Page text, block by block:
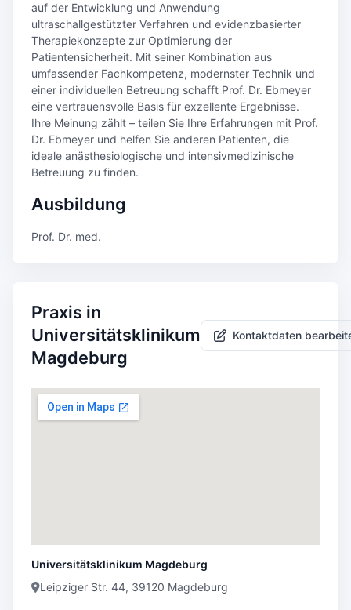
auf der Entwicklung und Anwendung
ultraschallgestützter Verfahren und evidenzbasierter
Therapiekonzepte zur Optimierung der
Patientensicherheit. Mit seiner Kombination aus
umfassender Fachkompetenz, modernster Technik und
einer individuellen Betreuung schafft Prof. Dr. Ebmeyer
eine vertrauensvolle Basis für exzellente Ergebnisse.
Ihre Meinung zählt – teilen Sie Ihre Erfahrungen mit Prof.
Dr. Ebmeyer und helfen Sie anderen Patienten, die
ideale anästhesiologische und intensivmedizinische
Betreuung zu finden.
Ausbildung
Prof. Dr. med.
Praxis in
Universitätsklinikum
Magdeburg
Kontaktdaten
Universitätsklinikum Magdeburg
Leipziger Str. 44, 39120 Magdeburg